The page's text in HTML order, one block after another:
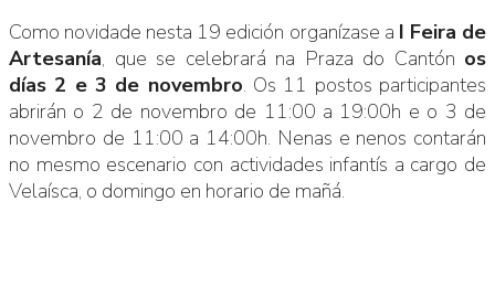
Como novidade nesta 19 edición organízase a I Feira de
Artesanía, que se celebrará na Praza do Cantón os
días 2 e 3 de novembro. Os 11 postos participantes
abrirán o 2 de novembro de 11:00 a 19:00h e o 3 de
novembro de 11:00 a 14:00h. Nenas e nenos contarán
no mesmo escenario con actividades infantís a cargo de
Velaísca, o domingo en horario de mañá.